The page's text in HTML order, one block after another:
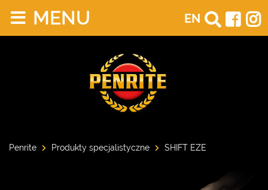
EN
MENU
Penrite Produkty specjalistyczne SHIFT EZE